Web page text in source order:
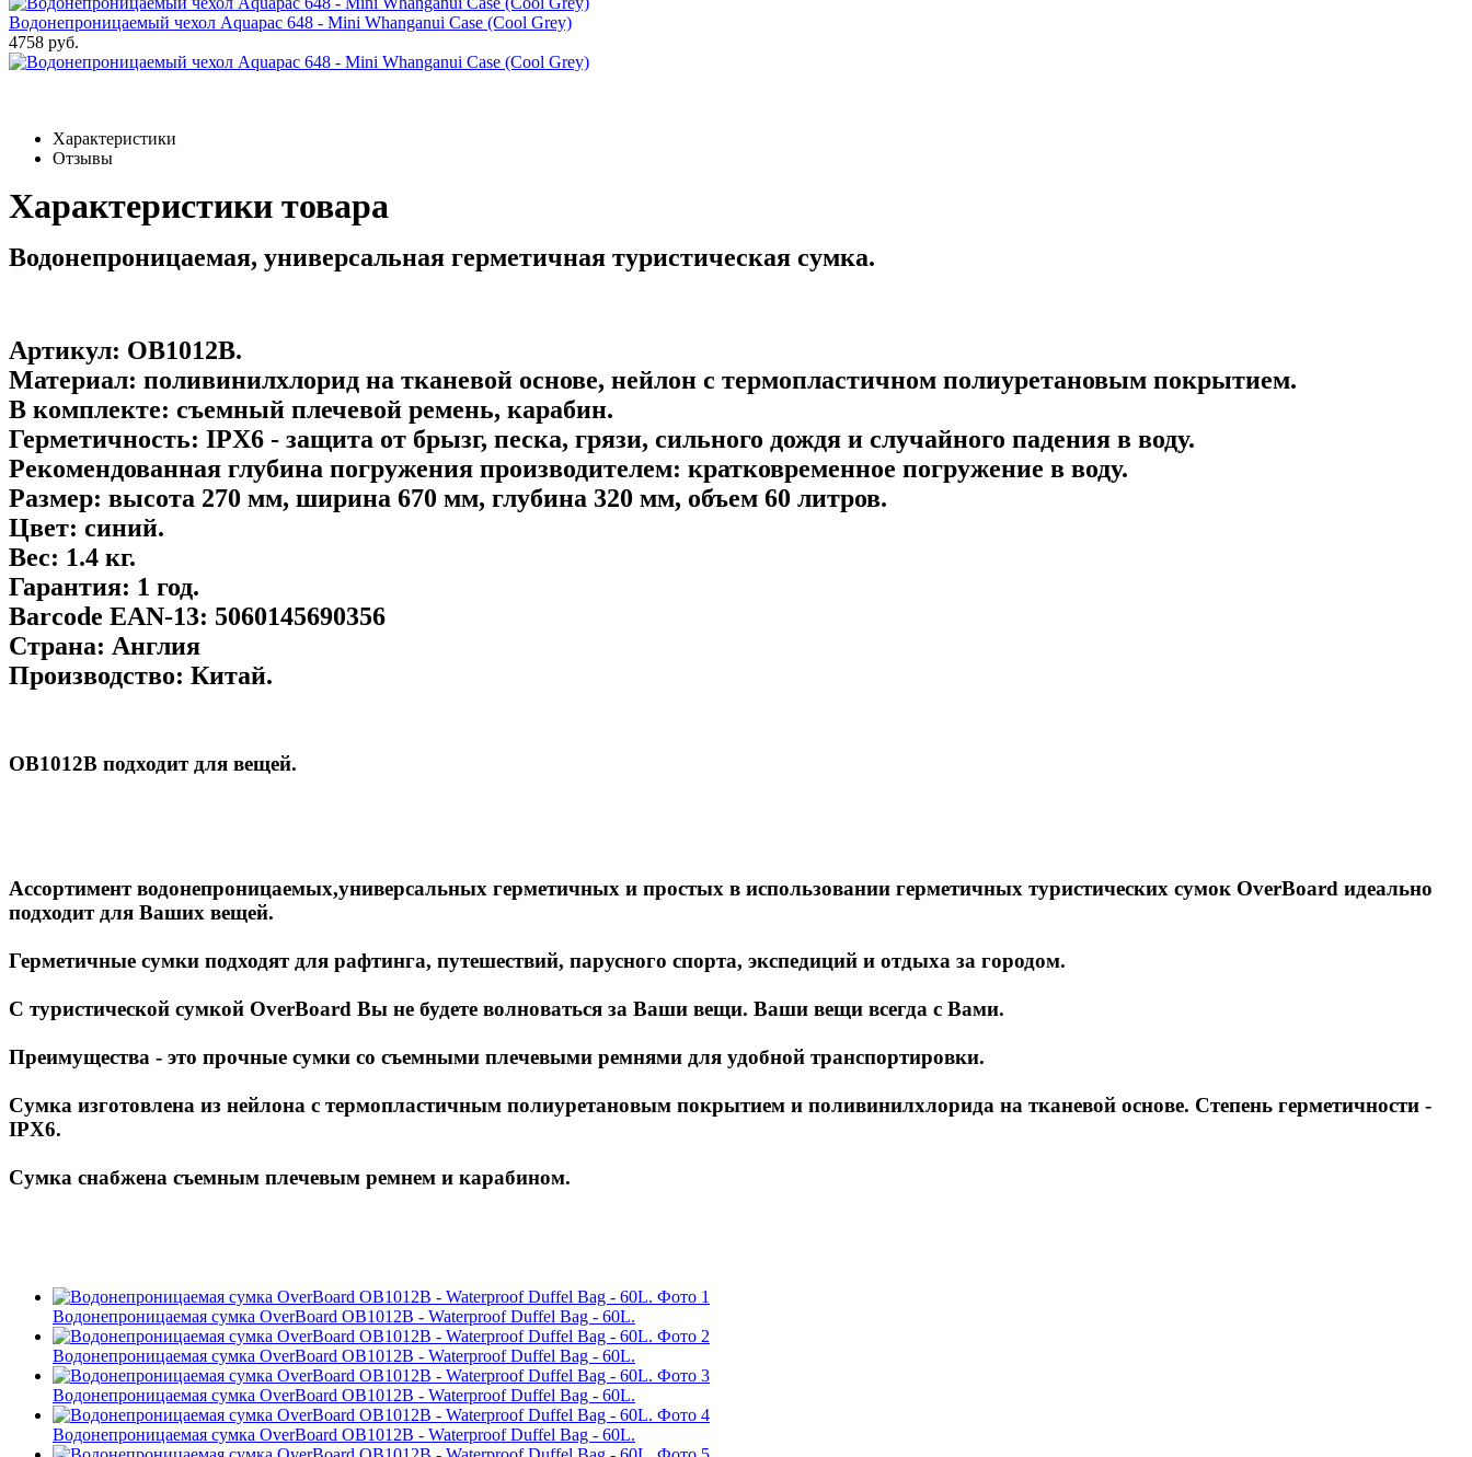
Водонепроницаемый чехол Aquapac 648 - Mini Whanganui Case (Cool Grey)
4758 руб.
Характеристики
Отзывы
Характеристики товара
Водонепроницаемая, универсальная герметичная туристическая сумка.
Артикул: OB1012B.
Материал: поливинилхлорид на тканевой основе, нейлон с термопластичном полиуретановым покрытием.
В комплекте: съемный плечевой ремень, карабин.
Герметичность: IPX6 - защита от брызг, песка, грязи, сильного дождя и случайного падения в воду.
Рекомендованная глубина погружения производителем: кратковременное погружение в воду.
Размер: высота 270 мм, ширина 670 мм, глубина 320 мм, объем 60 литров.
Цвет: синий.
Вес: 1.4 кг.
Гарантия: 1 год.
Barcode EAN-13: 5060145690356
Страна: Англия
Производство: Китай.
OB1012B подходит для вещей.
Ассортимент водонепроницаемых,универсальных герметичных и простых в использовании герметичных туристических сумок OverBoard идеально
подходит для Ваших вещей.
Герметичные сумки подходят для рафтинга, путешествий, парусного спорта, экспедиций и отдыха за городом.
С туристической сумкой OverBoard Вы не будете волноваться за Ваши вещи. Ваши вещи всегда с Вами.
Преимущества - это прочные сумки со съемными плечевыми ремнями для удобной транспортировки.
Сумка изготовлена из нейлона с термопластичным полиуретановым покрытием и поливинилхлорида на тканевой основе. Степень герметичности -
IPX6.
Сумка снабжена съемным плечевым ремнем и карабином.
Водонепроницаемая сумка OverBoard OB1012B - Waterproof Duffel Bag - 60L.
Водонепроницаемая сумка OverBoard OB1012B - Waterproof Duffel Bag - 60L.
Водонепроницаемая сумка OverBoard OB1012B - Waterproof Duffel Bag - 60L.
Водонепроницаемая сумка OverBoard OB1012B - Waterproof Duffel Bag - 60L.